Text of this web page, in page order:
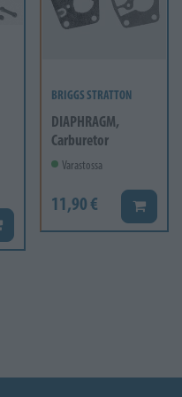
Lisää koriin
BRIGGS STRATTON
DIAPHRAGM,
Carburetor
Varastossa
11,90 € Lisää